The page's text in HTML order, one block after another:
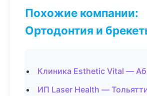
Похожие компании:
Ортодонтия и
Клиника Esthetic Vital —
ИП Laser Health —